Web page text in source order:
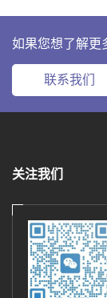
如果您想了解更
联系我们
关注我们